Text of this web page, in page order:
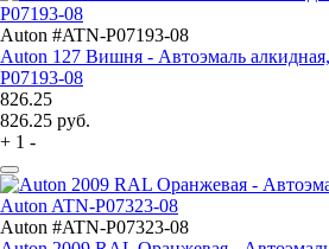
Auton #ATN-P07193-08
Auton 127 Вишня - Автоэмаль
P07193-08
826.25
826.25 руб.
+ 1 -
Auton #ATN-P07323-08